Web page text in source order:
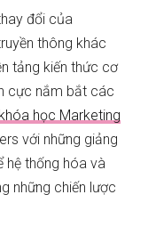
đổi của
thông khác
tảng kiến thức cơ
cực nắm bắt các
khóa học Marketing
với những giảng
hệ thống hóa và
những chiến lược